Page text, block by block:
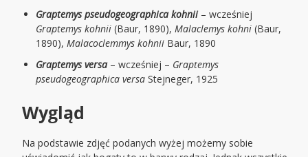
Graptemys pseudogeographica kohnii– wcześniej
Graptemys kohnii (Baur, 1890), Malaclemys kohni (Baur,
1890), Malacoclemmys kohnii Baur, 1890
Graptemys versa– wcześniej – Graptemys
pseudogeographica versa Stejneger, 1925
Wygląd
Na podstawie zdjęć podanych wyżej możemy sobie